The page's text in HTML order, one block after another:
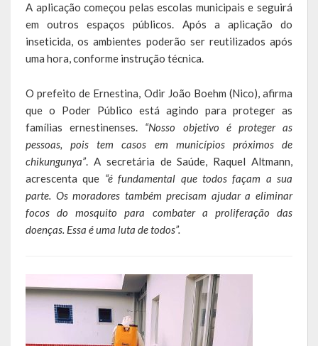
LEIS ORDINÁRIAS
LEIS COMPLEMENTARES
Publicações
Conselhos Municipais
Regulamentos
Editais
Termos de Compromisso
A aplicação começou pelas escolas municipais e seguirá
em outros espaços públicos. Após a aplicação do
inseticida, os ambientes poderão ser reutilizados após
uma hora, conforme instrução técnica.
O prefeito de Ernestina, Odir João Boehm (Nico), afirma
que o Poder Público está agindo para proteger as
famílias ernestinenses. “Nosso objetivo é proteger as
pessoas, pois tem casos em municípios próximos de
chikungunya”. A secretária de Saúde, Raquel Altmann,
acrescenta que “é fundamental que todos façam a sua
parte. Os moradores também precisam ajudar a eliminar
focos do mosquito para combater a proliferação das
doenças. Essa é uma luta de todos”.